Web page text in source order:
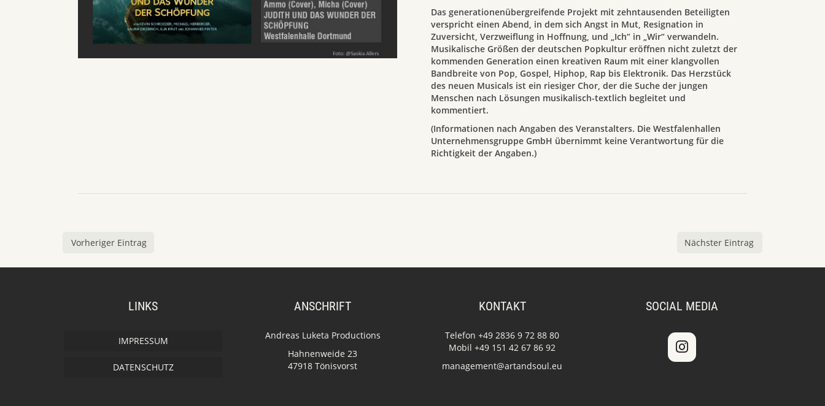
Das generationenübergreifende Projekt mit zehntausenden Beteiligten
verspricht einen Abend, in dem sich Angst in Mut, Resignation in
Zuversicht, Verzweiflung in Hoffnung, und „Ich“ in „Wir“ verwandeln.
Musikalische Größen der deutschen Popkultur eröffnen nicht zuletzt der
kommenden Generation einen kreativen Raum mit einer klangvollen
Bandbreite von Pop, Gospel, Hiphop, Rap bis Elektronik. Das Herzstück
des neuen Musicals ist ein riesiger Chor, der die Suche der jungen
Menschen nach Lösungen musikalisch-textlich begleitet und
kommentiert.
(Informationen nach Angaben des Veranstalters. Die Westfalenhallen
Unternehmensgruppe GmbH übernimmt keine Verantwortung für die
Richtigkeit der Angaben.)
Vorheriger Eintrag Nächster Eintrag
LINKS
IMPRESSUM
DATENSCHUTZ
ANSCHRIFT
Andreas Luketa Productions
Hahnenweide 23
47918 Tönisvorst
KONTAKT
Telefon +49 2836 9 72 88 80
Mobil +49 151 42 67 86 92
management@artandsoul.eu
SOCIAL MEDIA